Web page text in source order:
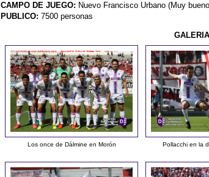
CAMPO DE JUEGO: Nuevo Francisco Urbano (Muy
PUBLICO: 7500 personas
Los once de Dálmine en Morón Pollacchi en la